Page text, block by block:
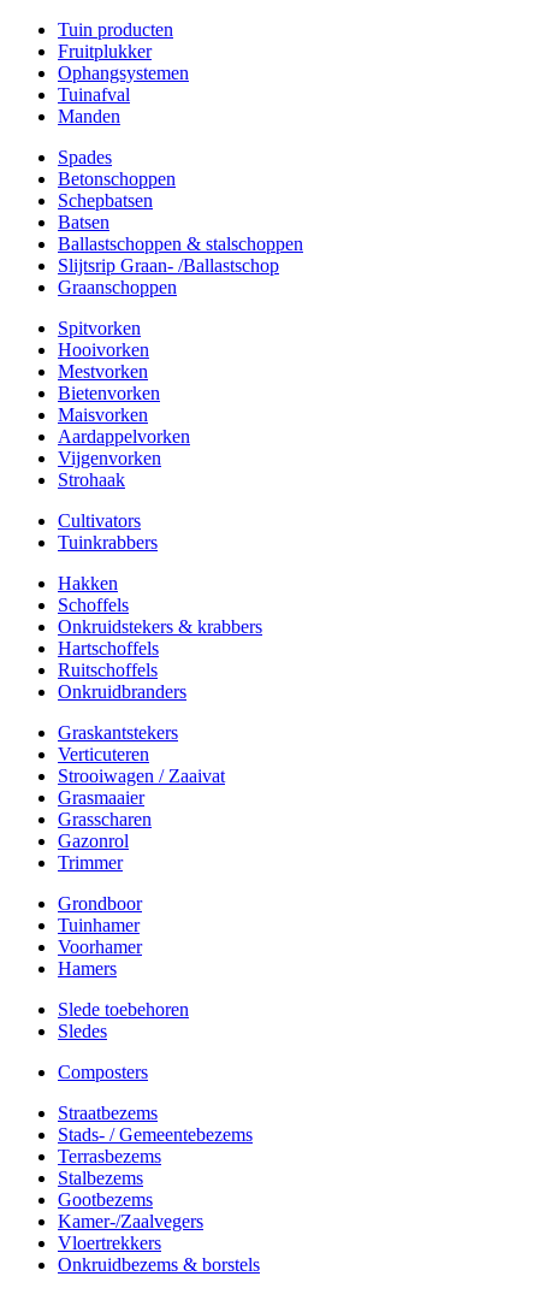
Tuin producten
Fruitplukker
Ophangsystemen
Tuinafval
Manden
Spades
Betonschoppen
Schepbatsen
Batsen
Ballastschoppen & stalschoppen
Slijtsrip Graan- /Ballastschop
Graanschoppen
Spitvorken
Hooivorken
Mestvorken
Bietenvorken
Maisvorken
Aardappelvorken
Vijgenvorken
Strohaak
Cultivators
Tuinkrabbers
Hakken
Schoffels
Onkruidstekers & krabbers
Hartschoffels
Ruitschoffels
Onkruidbranders
Graskantstekers
Verticuteren
Strooiwagen / Zaaivat
Grasmaaier
Grasscharen
Gazonrol
Trimmer
Grondboor
Tuinhamer
Voorhamer
Hamers
Slede toebehoren
Sledes
Composters
Straatbezems
Stads- / Gemeentebezems
Terrasbezems
Stalbezems
Gootbezems
Kamer-/Zaalvegers
Vloertrekkers
Onkruidbezems & borstels